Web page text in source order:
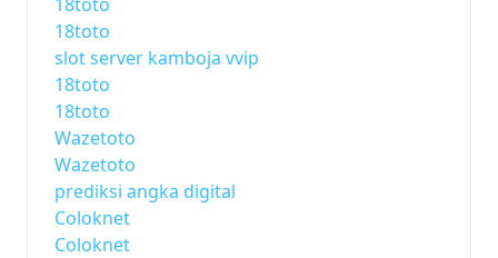
18toto
slot server kamboja vvip
18toto
18toto
Wazetoto
Wazetoto
prediksi angka digital
Coloknet
Coloknet